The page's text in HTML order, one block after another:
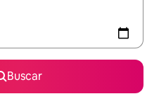
Buscar